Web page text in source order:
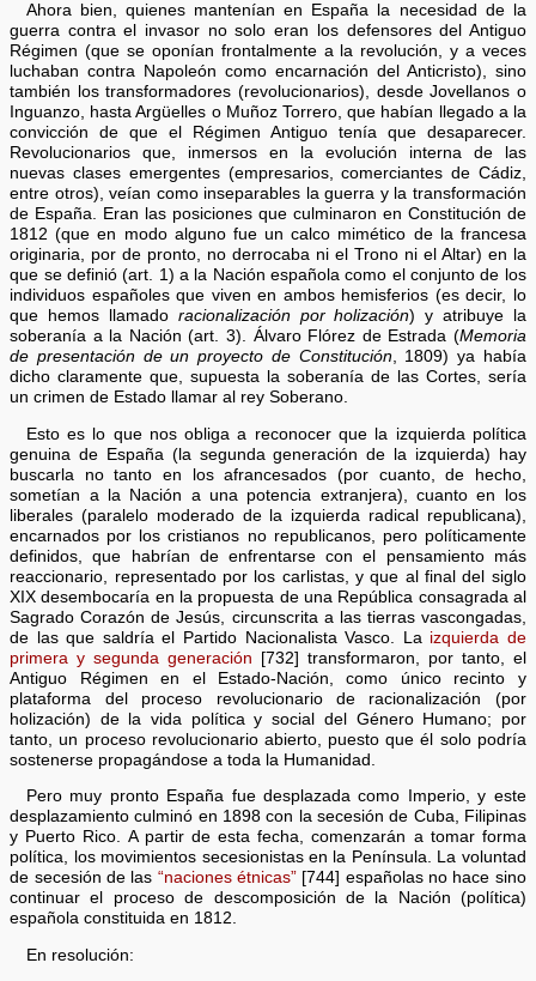
Ahora bien, quienes mantenían en España la necesidad de la
guerra contra el invasor no solo eran los defensores del Antiguo
Régimen (que se oponían frontalmente a la revolución, y a veces
luchaban contra Napoleón como encarnación del Anticristo), sino
también los transformadores (revolucionarios), desde Jovellanos o
Inguanzo, hasta Argüelles o Muñoz Torrero, que habían llegado a la
convicción de que el Régimen Antiguo tenía que desaparecer.
Revolucionarios que, inmersos en la evolución interna de las
nuevas clases emergentes (empresarios, comerciantes de Cádiz,
entre otros), veían como inseparables la guerra y la transformación
de España. Eran las posiciones que culminaron en Constitución de
1812 (que en modo alguno fue un calco mimético de la francesa
originaria, por de pronto, no derrocaba ni el Trono ni el Altar) en la
que se definió (art. 1) a la Nación española como el conjunto de los
individuos españoles que viven en ambos hemisferios (es decir, lo
que hemos llamado racionalización por holización) y atribuye la
soberanía a la Nación (art. 3). Álvaro Flórez de Estrada (Memoria
de presentación de un proyecto de Constitución, 1809) ya había
dicho claramente que, supuesta la soberanía de las Cortes, sería
un crimen de Estado llamar al rey Soberano.
Esto es lo que nos obliga a reconocer que la izquierda política
genuina de España (la segunda generación de la izquierda) hay
buscarla no tanto en los afrancesados (por cuanto, de hecho,
sometían a la Nación a una potencia extranjera), cuanto en los
liberales (paralelo moderado de la izquierda radical republicana),
encarnados por los cristianos no republicanos, pero políticamente
definidos, que habrían de enfrentarse con el pensamiento más
reaccionario, representado por los carlistas, y que al final del siglo
XIX desembocaría en la propuesta de una República consagrada al
Sagrado Corazón de Jesús, circunscrita a las tierras vascongadas,
de las que saldría el Partido Nacionalista Vasco. La izquierda de
primera y segunda generación [732] transformaron, por tanto, el
Antiguo Régimen en el Estado-Nación, como único recinto y
plataforma del proceso revolucionario de racionalización (por
holización) de la vida política y social del Género Humano; por
tanto, un proceso revolucionario abierto, puesto que él solo podría
sostenerse propagándose a toda la Humanidad.
Pero muy pronto España fue desplazada como Imperio, y este
desplazamiento culminó en 1898 con la secesión de Cuba, Filipinas
y Puerto Rico. A partir de esta fecha, comenzarán a tomar forma
política, los movimientos secesionistas en la Península. La voluntad
de secesión de las “naciones étnicas” [744] españolas no hace sino
continuar el proceso de descomposición de la Nación (política)
española constituida en 1812.
En resolución: